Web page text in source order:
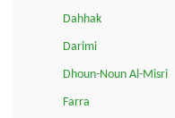
Dahhak
Darimi
Dhoun-Noun Al-Misri
Farra